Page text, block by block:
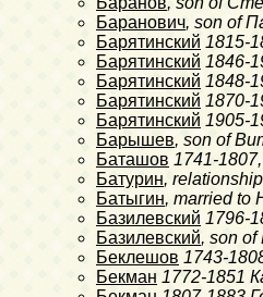
Баранович, son of
Барятинский 1815-
Барятинский 1846-
Барятинский 1848-
Барятинский 1870-
Барятинский 1905-
Барышев, son of
Баташов 1741-1807
Батурин,
Батыгин, married
Базилевский 1796-
Базилевский, son
Беклешов 1743-
Бекман 1772-1851